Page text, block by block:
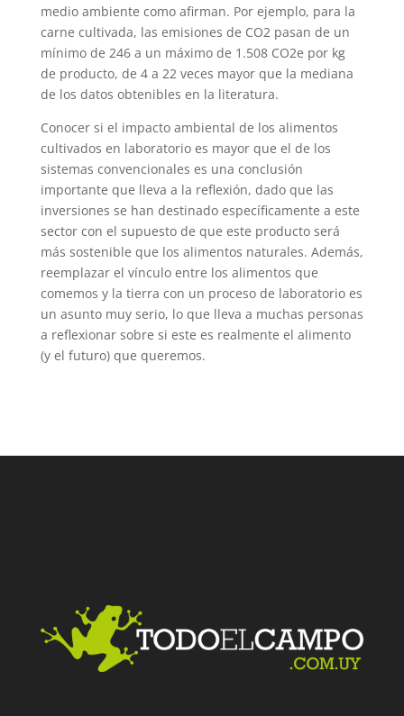
medio ambiente como afirman. Por ejemplo, para la
carne cultivada, las emisiones de CO2 pasan de un
mínimo de 246 a un máximo de 1.508 CO2e por kg
de producto, de 4 a 22 veces mayor que la mediana
de los datos obtenibles en la literatura.
Conocer si el impacto ambiental de los alimentos
cultivados en laboratorio es mayor que el de los
sistemas convencionales es una conclusión
importante que lleva a la reflexión, dado que las
inversiones se han destinado específicamente a este
sector con el supuesto de que este producto será
más sostenible que los alimentos naturales. Además,
reemplazar el vínculo entre los alimentos que
comemos y la tierra con un proceso de laboratorio es
un asunto muy serio, lo que lleva a muchas personas
a reflexionar sobre si este es realmente el alimento
(y el futuro) que queremos.